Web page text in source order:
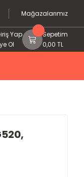
Mağazalarımız
Yap
Ol
Sepetim
0,00 TL